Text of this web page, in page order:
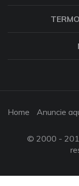
Home Anuncie
© 2000 -